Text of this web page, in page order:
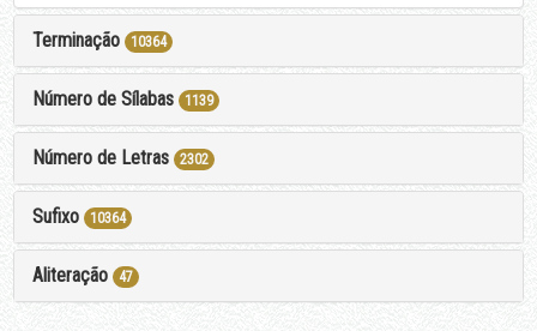
Terminação 10364
Número de Sílabas 1139
Número de Letras 2302
Sufixo 10364
Aliteração 47